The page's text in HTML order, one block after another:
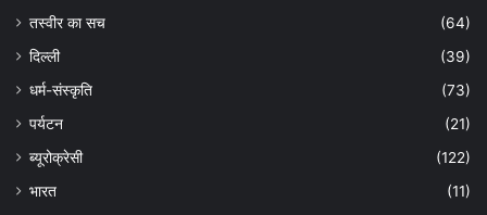
तस्वीर का सच
(64)
दिल्ली
(39)
धर्म-संस्कृति
(73)
पर्यटन
(21)
ब्यूरोक्रेसी
(122)
भारत
(11)